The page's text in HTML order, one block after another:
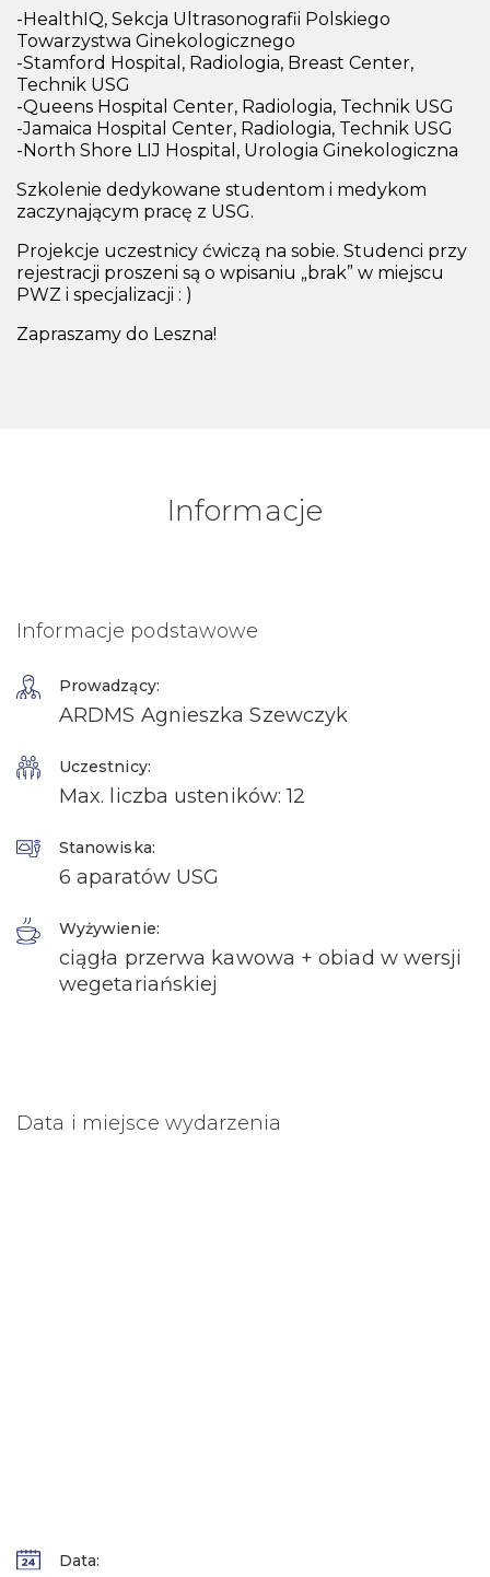
-HealthIQ, Sekcja Ultrasonografii Polskiego
Towarzystwa Ginekologicznego
-Stamford Hospital, Radiologia, Breast Center,
Technik USG
-Queens Hospital Center, Radiologia, Technik USG
-Jamaica Hospital Center, Radiologia, Technik USG
-North Shore LIJ Hospital, Urologia Ginekologiczna
Szkolenie dedykowane studentom i medykom
zaczynającym pracę z USG.
Projekcje uczestnicy ćwiczą na sobie. Studenci przy
rejestracji proszeni są o wpisaniu „brak” w miejscu
PWZ i specjalizacji : )
Zapraszamy do Leszna!
Informacje
Informacje podstawowe
Prowadzący:
ARDMS Agnieszka Szewczyk
Uczestnicy:
Max. liczba usteników: 12
Stanowiska:
6 aparatów USG
Wyżywienie:
ciągła przerwa kawowa + obiad w wersji
wegetariańskiej
Data i miejsce wydarzenia
Data: